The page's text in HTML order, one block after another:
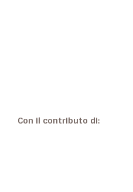
Con il contributo di: